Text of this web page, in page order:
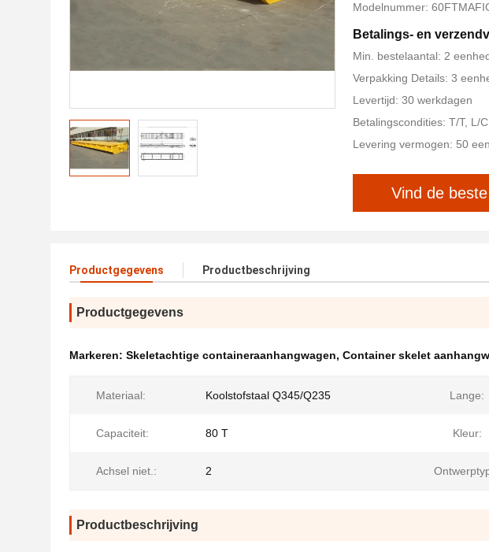
Modelnummer:
Betalings- en
Min. bestelaantal: 2
Verpakking Details: 3
Levertijd: 30 werkdagen
Betalingscondities: T/T, L/C
Levering vermogen: 50
Vind de
Productgegevens Productbeschrijving
Productgegevens
Markeren: Skeletachtige containeraanhangwagen, Container skelet
Materiaal: Koolstofstaal Q345/Q235 Lange:
Capaciteit: 80 T Kleur:
Achsel niet.: 2
Productbeschrijving